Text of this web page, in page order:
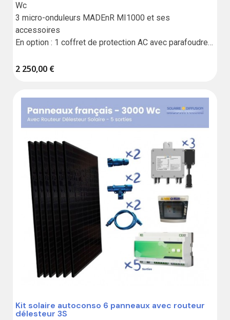
Wc
3 micro-onduleurs MADEnR MI1000 et ses
accessoires
En option : 1 coffret de protection AC avec parafoudre
2 250,00 €
Kit solaire autoconso 6 panneaux avec routeur
délesteur 3S